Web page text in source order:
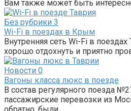
Вам также может быть
Без рубрики 3
Wi-Fi в поездах в Крым
Внутренняя сеть Wi-Fi в
хорошо отдохнуть и приятно
Новости 0
Вагоны класса люкс в поезде
В состав регулярного поезда
пассажирские перевозки из